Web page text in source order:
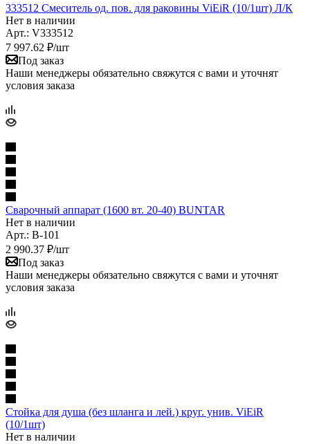
333512 Смеситель од. пов. для раковины ViEiR (10/1шт) Л/К
Нет в наличии
Арт.: V333512
7 997.62 ₽/шт
Под заказ
Наши менеджеры обязательно свяжутся с вами и уточнят
условия заказа
Сварочный аппарат (1600 вт. 20-40) BUNTAR
Нет в наличии
Арт.: В-101
2 990.37 ₽/шт
Под заказ
Наши менеджеры обязательно свяжутся с вами и уточнят
условия заказа
Стойка для душа (без шланга и лей.) круг. унив. ViEiR
(10/1шт)
Нет в наличии